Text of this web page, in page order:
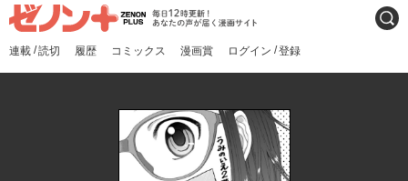
ゼノンプラス
毎日12時更新！あなたの声
が届く漫画サイト
連載 /読切 履歴 コミックス 漫画賞 ログイン /登録
検索